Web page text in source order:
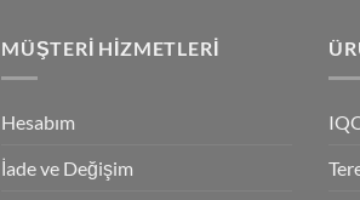
MÜŞTERI HIZMETLERI
Hesabım
İade ve Değişim